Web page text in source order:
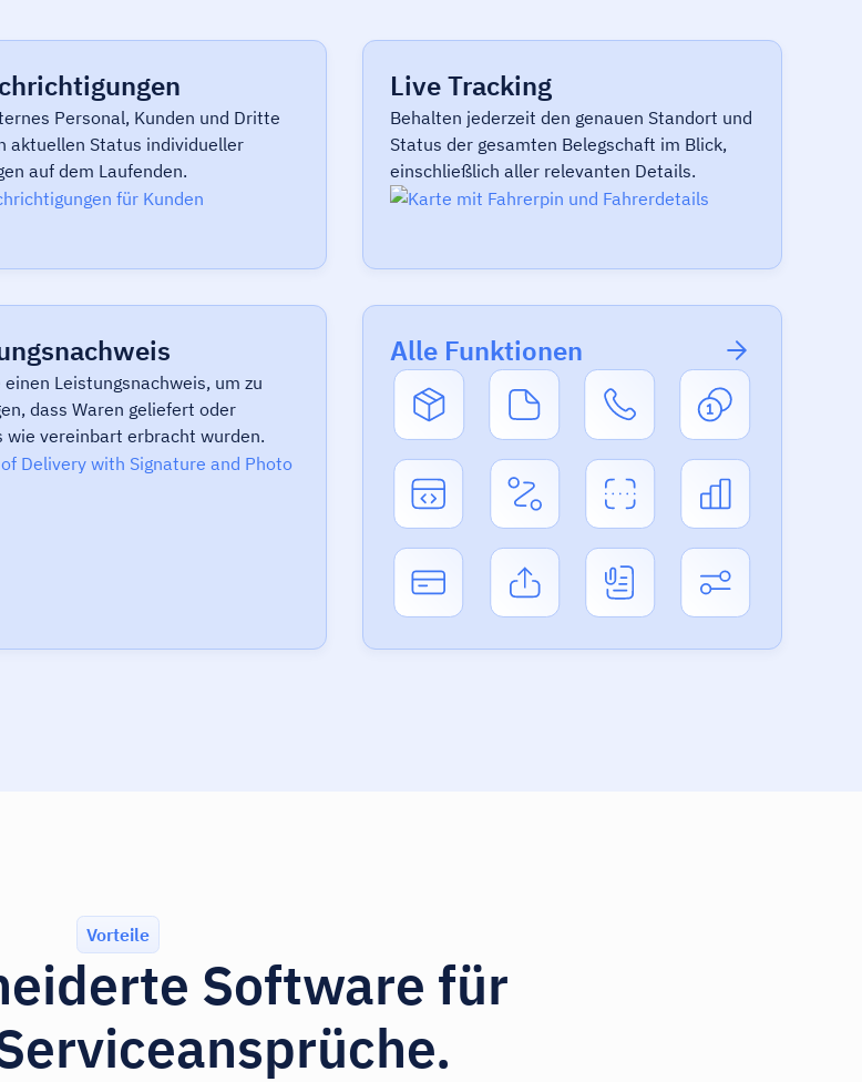
Personal, Kunden und Dritte
aktuellen Status individueller
auf dem Laufenden.
Live Tracking
Behalten jederzeit den genauen Standort und
Status der gesamten Belegschaft im Blick,
einschließlich aller relevanten Details.
einen Leistungsnachweis, um zu
dass Waren geliefert oder
wie vereinbart erbracht wurden.
Alle Funktionen
Vorteile
Software für